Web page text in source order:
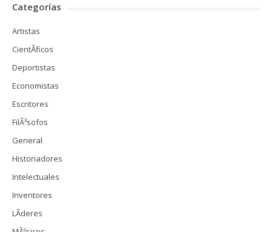
Categorías
Artistas
CientÃ­ficos
Deportistas
Economistas
Escritores
FilÃ³sofos
General
Historiadores
Intelectuales
Inventores
LÃ­deres